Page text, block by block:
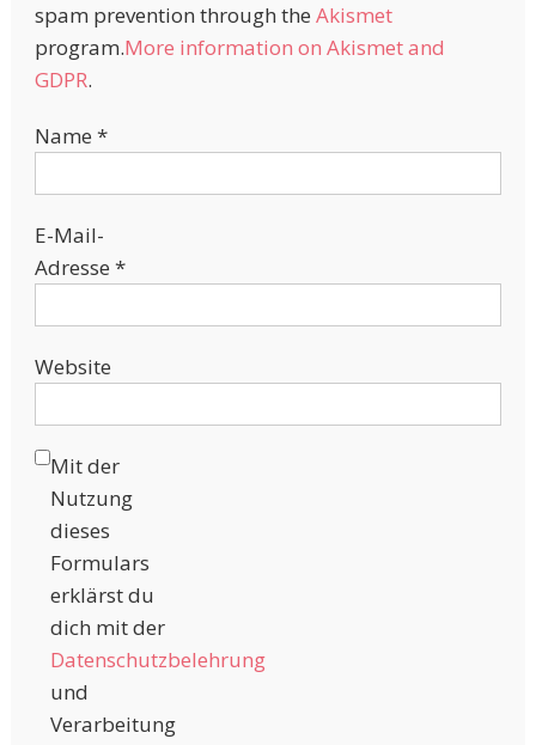
spam prevention through the Akismet
program.More information on Akismet and
GDPR.
Name *
E-Mail-
Adresse *
Website
Mit der
Nutzung
dieses
Formulars
erklärst du
dich mit der
Datenschutzbelehrung
und
Verarbeitung